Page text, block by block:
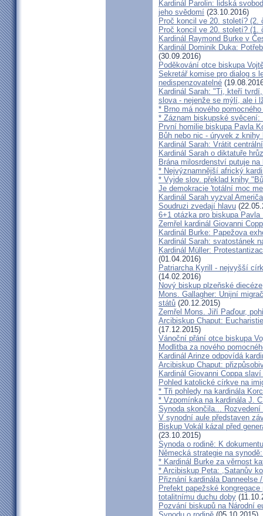
Kardinál Parolin: lidská
jeho svědomí (23.10.2016)
Proč koncil ve 20. století? (2.
Proč koncil ve 20. století? (1.
Kardinál Raymond Burke v
Kardinál Dominik Duka:
(30.09.2016)
Poděkování otce biskupa
Sekretář komise pro dialog s
nedispenzovatelné
Kardinál Sarah: "Ti, kteří
slova - nejenže se mýlí, ale i
* Brno má nového
* Záznam biskupské svěcení:
První homilie biskupa Pavla
Bůh nebo nic - úryvek z knihy
Kardinál Sarah: Vrátit
Kardinál Sarah o diktatuře
Brána milosrdenství putuje
* Nejvýznamnější africký
* Vyjde slov. překlad knihy
Je demokracie 'totální moc
Kardinál Sarah vyzval
Soudruzi zvedají hlavu
6+1 otázka pro biskupa Pavla
Zemřel kardinál Giovanni
Kardinál Burke: Papežova
Kardinál Sarah: svatostánek
Kardinál Müller:
(01.04.2016)
Patriarcha Kyrill - nejvyšší
(14.02.2016)
Nový biskup plzeňské diecéze
Mons. Gallagher: Unijní
států (20.12.2015)
Zemřel Mons. Jiří Paďour,
Arcibiskup Chaput:
(17.12.2015)
Vánoční přání otce biskupa
Modlitba za nového
Kardinál Arinze odpovídá
Arcibiskup Chaput:
Kardinál Giovanni Coppa
Pohled katolické církve na
* Tři pohledy na kardinála
* Vzpomínka na kardinála J.
Synoda skončila...
V synodní aule představen
Biskup Vokál kázal před
(23.10.2015)
Synoda o rodině: K
Německá strategie na
* Kardinál Burke za věrnost
* Arcibiskup Peta: ,Satanův
Přiznání kardinála Danneelse
Prefekt papežské
totalitnímu duchu doby
Pozvání biskupů na Národní